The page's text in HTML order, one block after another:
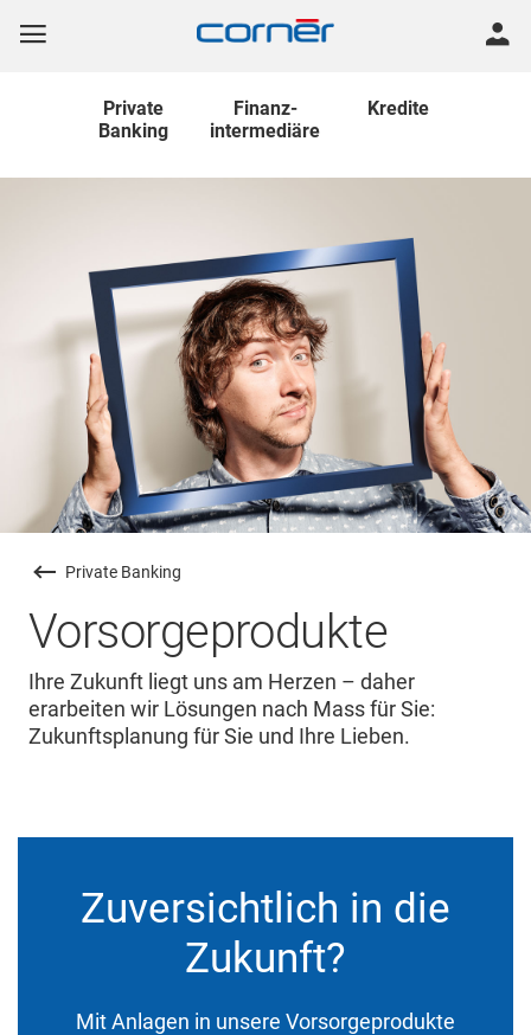
Private
Banking
Finanz-
intermediäre
Kredite
Private Banking
Vorsorgeprodukte
Ihre Zukunft liegt uns am Herzen – daher
erarbeiten wir Lösungen nach Mass für Sie:
Zukunftsplanung für Sie und Ihre Lieben.
Zuversichtlich in die
Zukunft?
Mit Anlagen in unsere Vorsorgeprodukte